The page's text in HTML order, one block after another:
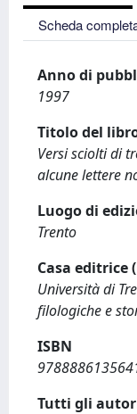
Scheda
Anno di
1997
Titolo del
Versi sciolti di
alcune lettere
Luogo di
Trento
Casa editrice
Università di
filologiche e
ISBN
Tutti gli